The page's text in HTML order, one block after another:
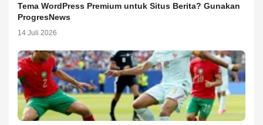
Tema WordPress Premium untuk Situs Berita? Gunakan
ProgresNews
14 Juli 2026